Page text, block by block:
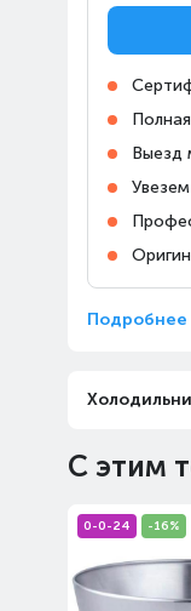
Выезд
Подробнее
С этим
0-0-24 -16%